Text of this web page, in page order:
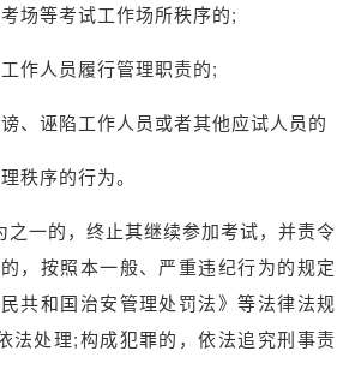
场等考试工作场所秩序的;
作人员履行管理职责的;
、诬陷工作人员或者其他应试人员的
秩序的行为。
之一的，终止其继续参加考试，并责令
，按照本一般、严重违纪行为的规定
共和国治安管理处罚法》等法律法规
法处理;构成犯罪的，依法追究刑事责